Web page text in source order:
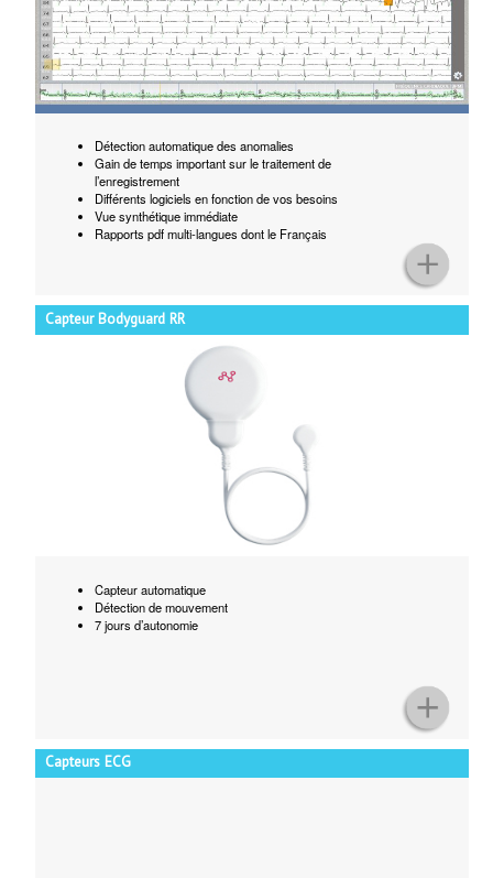
Détection automatique des anomalies
Gain de temps important sur le traitement de
l’enregistrement
Différents logiciels en fonction de vos besoins
Vue synthétique immédiate
Rapports pdf multi-langues dont le Français
Capteur Bodyguard RR
Capteur automatique
Détection de mouvement
7 jours d’autonomie
Capteurs ECG